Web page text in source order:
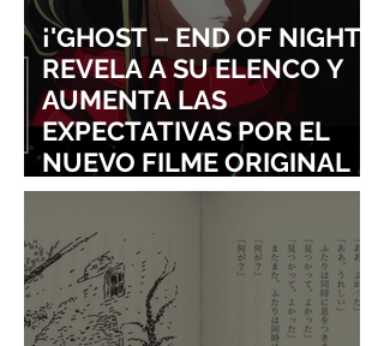
¡'GHOST – END OF NIGHT'
REVELA A SU ELENCO Y
AUMENTA LAS
EXPECTATIVAS POR EL
NUEVO FILME ORIGINAL
DE SHINGO NATSUME!